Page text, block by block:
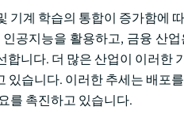
기계 학습의 통합이 증가함에
공지능을 활용하고, 금융 산
합니다. 더 많은 산업이 이러
있습니다. 이러한 추세는 배포
를 촉진하고 있습니다.